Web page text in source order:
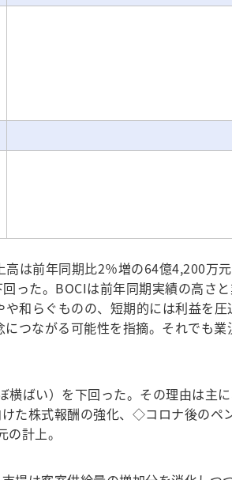
は前年同期比2％増の64億4,200万
った。BOCIは前年同期実績の高さ
和らぐものの、短期的には利益を
つながる可能性を指摘。それでも
ばい）を下回った。その理由は主
た株式報酬の強化、◇コロナ後の
計上。